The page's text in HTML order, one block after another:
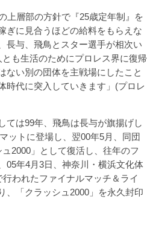
上層部の方針で『25歳定年制』を
ぎに見合うほどの給料をもらえな
長与、飛鳥とスター選手が相次い
も生活のためにプロレス界に復帰
ない別の団体を主戦場にしたこと
時代に突入していきます」(プロレ
ては99年、飛鳥は長与が旗揚げし
ットに登場し、翌00年5月、同団
2000」として復活し、往年のフ
05年4月3日、神奈川・横浜文化体
われたファイナルマッチ＆ライ
、「クラッシュ2000」を永久封印